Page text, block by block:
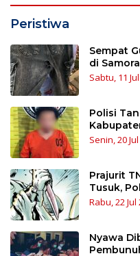
Peristiwa
Sempat
di
Sabtu, 11
Polisi
Senin, 20
Prajurit
Tusuk,
Rabu, 22 Jul
Nyawa